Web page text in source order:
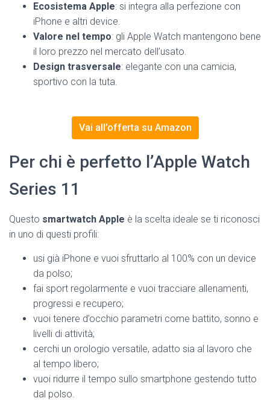
Ecosistema Apple: si integra alla perfezione con
iPhone e altri device.
Valore nel tempo: gli Apple Watch mantengono bene
il loro prezzo nel mercato dell’usato.
Design trasversale: elegante con una camicia,
sportivo con la tuta.
Vai all’offerta su Amazon
Per chi è perfetto l’Apple Watch
Series 11
Questo smartwatch Apple è la scelta ideale se ti riconosci
in uno di questi profili:
usi già iPhone e vuoi sfruttarlo al 100% con un device
da polso;
fai sport regolarmente e vuoi tracciare allenamenti,
progressi e recupero;
vuoi tenere d’occhio parametri come battito, sonno e
livelli di attività;
cerchi un orologio versatile, adatto sia al lavoro che
al tempo libero;
vuoi ridurre il tempo sullo smartphone gestendo tutto
dal polso.